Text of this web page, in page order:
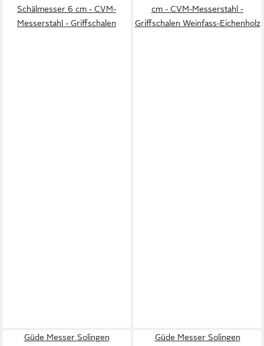
Schälmesser 6 cm - CVM-
Messerstahl - Griffschalen
cm - CVM-Messerstahl -
Griffschalen Weinfass-Eichenholz
Güde Messer Solingen
Güde Messer Solingen